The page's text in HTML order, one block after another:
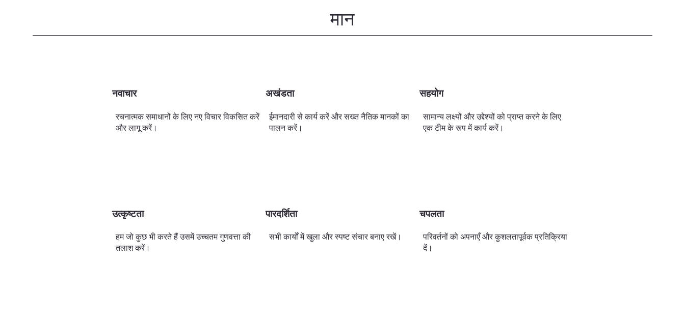
मान
नवाचार
रचनात्मक समाधानों के लिए नए विचार विकसित करें
और लागू करें।
अखंडता
ईमानदारी से कार्य करें और सख्त नैतिक मानकों का
पालन करें।
सहयोग
सामान्य लक्ष्यों और उद्देश्यों को प्राप्त करने के लिए
एक टीम के रूप में कार्य करें।
उत्कृष्टता
हम जो कुछ भी करते हैं उसमें उच्चतम गुणवत्ता की
तलाश करें।
पारदर्शिता
सभी कार्यों में खुला और स्पष्ट संचार बनाए रखें।
चपलता
परिवर्तनों को अपनाएँ और कुशलतापूर्वक प्रतिक्रिया
दें।